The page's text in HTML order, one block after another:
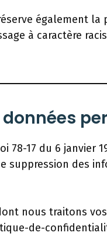
également
à caractère
78-17 du 6
suppression des
nous traitons
de-